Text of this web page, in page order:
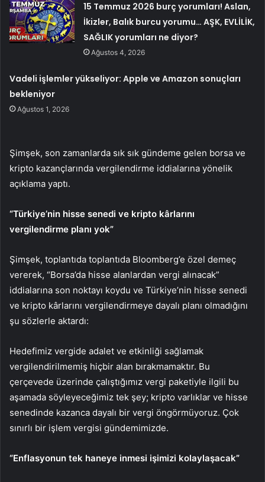
15 Temmuz 2026 burç yorumları! Aslan,
İkizler, Balık burcu yorumu… AŞK, EVLİLİK,
SAĞLIK yorumları ne diyor?
Ağustos 4, 2026
Vadeli işlemler yükseliyor: Apple ve Amazon sonuçları
bekleniyor
Ağustos 1, 2026
Şimşek, son zamanlarda sık sık gündeme gelen borsa ve
kripto kazançlarında vergilendirme iddialarına yönelik
açıklama yaptı.
“Türkiye’nin hisse senedi ve kripto kârlarını
vergilendirme planı yok”
Şimşek, toplantıda toplantıda Bloomberg’e özel demeç
vererek, “Borsa’da hisse alanlardan vergi alınacak”
iddialarına son noktayı koydu ve Türkiye’nin hisse senedi
ve kripto kârlarını vergilendirmeye dayalı planı olmadığını
şu sözlerle aktardı:
Hedefimiz vergide adalet ve etkinliği sağlamak
vergilendirilmemiş hiçbir alan bırakmamaktır. Bu
çerçevede üzerinde çalıştığımız vergi paketiyle ilgili bu
aşamada söyleyeceğimiz tek şey; kripto varlıklar ve hisse
senedinde kazanca dayalı bir vergi öngörmüyoruz. Çok
sınırlı bir işlem vergisi gündemimizde.
“Enflasyonun tek haneye inmesi işimizi kolaylaşacak”